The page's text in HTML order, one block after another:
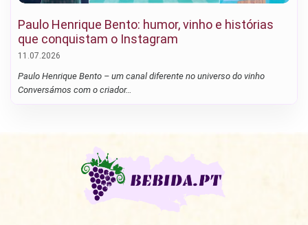
Paulo Henrique Bento: humor, vinho e histórias
que conquistam o Instagram
11.07.2026
Paulo Henrique Bento – um canal diferente no universo do vinho
Conversámos com o criador…